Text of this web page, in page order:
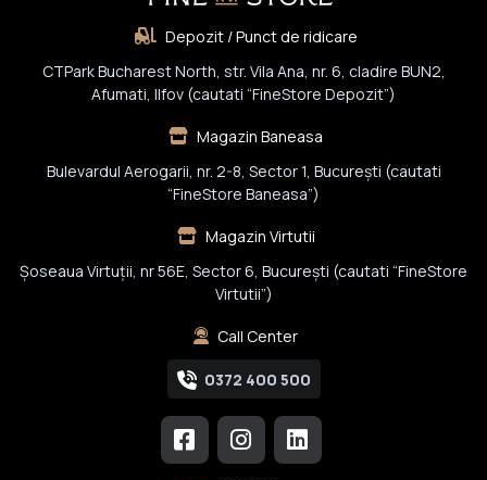
Depozit / Punct de ridicare
CTPark Bucharest North, str. Vila Ana, nr. 6, cladire BUN2,
Afumati, Ilfov (cautati “FineStore Depozit”)
Magazin Baneasa
Bulevardul Aerogarii, nr. 2-8, Sector 1, Bucureşti (cautati
“FineStore Baneasa”)
Magazin Virtutii
Șoseaua Virtuții, nr 56E, Sector 6, București (cautati “FineStore
Virtutii”)
Call Center
0372 400 500